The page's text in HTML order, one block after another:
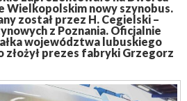
Wielkopolskim nowy szynobus.
został przez H. Cegielski –
z Poznania. Oficjalnie
województwa lubuskiego
złożył prezes fabryki Grzegorz